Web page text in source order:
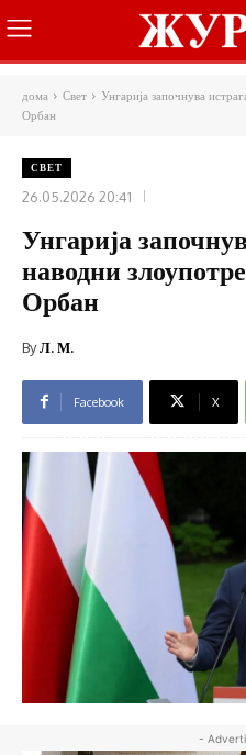
дома Свет
Унгарија започнува
Орбан
СВЕТ
26.05.2026 20:41
Унгарија
наводни
Орбан
ByЛ. М.
Facebook X
-